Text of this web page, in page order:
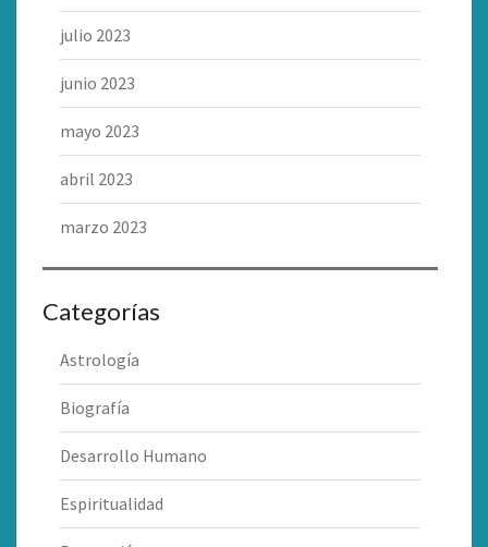
julio 2023
junio 2023
mayo 2023
abril 2023
marzo 2023
Categorías
Astrología
Biografía
Desarrollo Humano
Espiritualidad